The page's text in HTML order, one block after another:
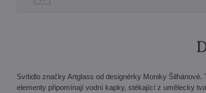
Svítidlo značky Artglass od designérky Moniky
elementy připomínají vodní kapky, stékající z umělecky